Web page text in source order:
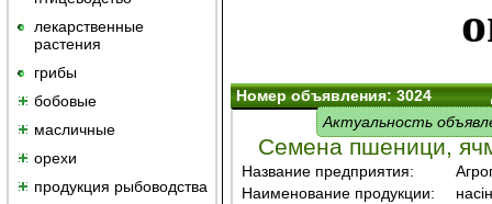
лекарственные
растения
грибы
бобовые
масличные
орехи
продукция рыбоводства
Номер объявления: 3024
Актуальность
Семена пшеници,
Название предприятия:
Наименование продукции: